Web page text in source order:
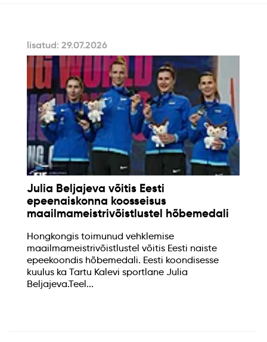
lisatud: 29.07.2026
Julia Beljajeva võitis Eesti
epeenaiskonna koosseisus
maailmameistrivõistlustel hõbemedali
Hongkongis toimunud vehklemise
maailmameistrivõistlustel võitis Eesti naiste
epeekoondis hõbemedali. Eesti koondisesse
kuulus ka Tartu Kalevi sportlane Julia
Beljajeva.Teel...